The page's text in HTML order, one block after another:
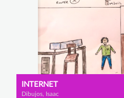
INTERNET
Dibujos, Isaac